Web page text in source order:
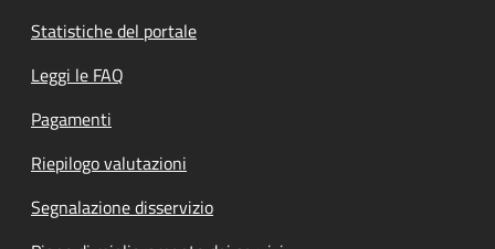
Statistiche del portale
Leggi le FAQ
Pagamenti
Riepilogo valutazioni
Segnalazione disservizio